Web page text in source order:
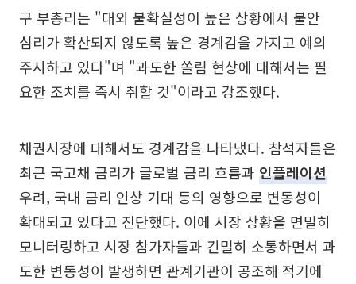
구 부총리는 "대외 불확실성이 높은 상황에서 불안
심리가 확산되지 않도록 높은 경계감을 가지고 예의
주시하고 있다"며 "과도한 쏠림 현상에 대해서는 필
요한 조치를 즉시 취할 것"이라고 강조했다.
채권시장에 대해서도 경계감을 나타냈다. 참석자들은
최근 국고채 금리가 글로벌 금리 흐름과 인플레이션
우려, 국내 금리 인상 기대 등의 영향으로 변동성이
확대되고 있다고 진단했다. 이에 시장 상황을 면밀히
모니터링하고 시장 참가자들과 긴밀히 소통하면서 과
도한 변동성이 발생하면 관계기관이 공조해 적기에